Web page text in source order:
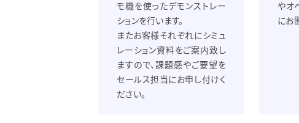
モ機を使ったデモンストレー
ションを行います。
またお客様それぞれにシミュ
レーション資料をご案内致し
ますので、課題感やご要望を
セールス担当にお申し付けく
ださい。
やオ
にお